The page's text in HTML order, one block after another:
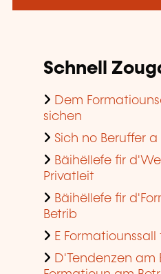
Schnell
Dem
sichen
Sich no Beruffer a
Bäihëllefe fir
Privatleit
Bäihëllefe fir
Betrib
E
D'Tendenzen am